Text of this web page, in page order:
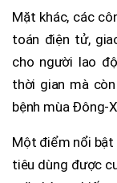
Mặt khác, các
toán điện tử,
cho người lao
thời gian mà
bệnh mùa Đông-
Một điểm nổi bật
tiêu dùng được